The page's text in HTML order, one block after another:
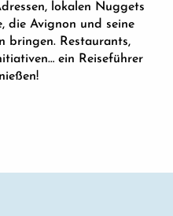
lokalen Nuggets
die Avignon und seine
bringen. Restaurants,
ein Reiseführer